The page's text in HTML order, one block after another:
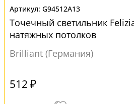
G94512A13
Точечный светильник
натяжных потолков
Brilliant (Германия)
512 ₽